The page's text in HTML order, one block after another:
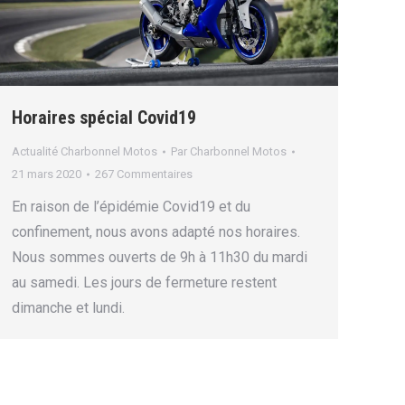
Horaires spécial Covid19
Actualité Charbonnel Motos Par Charbonnel Motos
21 mars 2020
267 Commentaires
En raison de l’épidémie Covid19 et du
confinement, nous avons adapté nos horaires.
Nous sommes ouverts de 9h à 11h30 du mardi
au samedi. Les jours de fermeture restent
dimanche et lundi.